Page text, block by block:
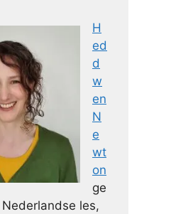
H
ed
d
w
en
N
e
wt
on
ge
les,